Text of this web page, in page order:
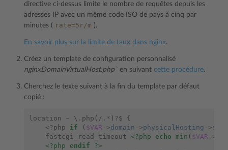
directive ci-dessus limite le nombre de requêtes depuis les
adresses IP avec un même code ISO de pays à cinq par
minutes ( rate=5r/m ).
En savoir plus sur la limite de taux dans nginx.
Créez un template de configuration personnalisé
nginxDomainVirtualHost.php` en suivant cette procédure.
Cherchez le texte suivant à la fin du template par défaut
copié :
location ~ \ . php ( /.* ) ? $
{
<? php if ( $VAR->domain ->physicalHosting ->
    fastcgi_read_timeout
<?php echo min ( $VAR->
<?php endif
?>